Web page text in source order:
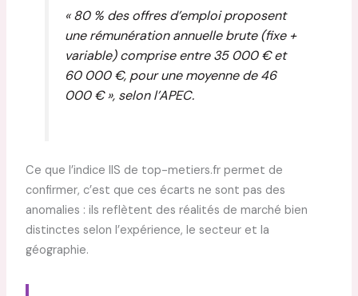
« 80 % des offres d’emploi proposent
une rémunération annuelle brute (fixe +
variable) comprise entre 35 000 € et
60 000 €, pour une moyenne de 46
000 € », selon l’APEC.
Ce que l’indice IIS de top-metiers.fr permet de
confirmer, c’est que ces écarts ne sont pas des
anomalies : ils reflètent des réalités de marché bien
distinctes selon l’expérience, le secteur et la
géographie.